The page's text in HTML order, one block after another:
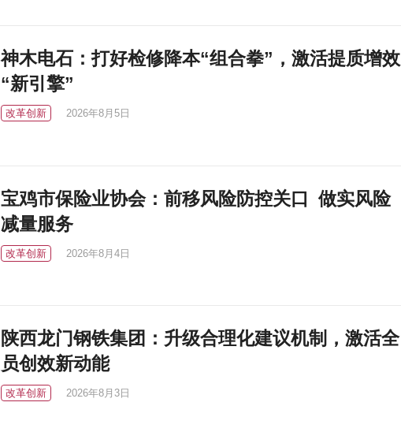
神木电石：打好检修降本“组合拳”，激活提质增效
“新引擎”
改革创新 2026年8月5日
宝鸡市保险业协会：前移风险防控关口 做实风险
减量服务
改革创新 2026年8月4日
陕西龙门钢铁集团：升级合理化建议机制，激活全
员创效新动能
改革创新 2026年8月3日